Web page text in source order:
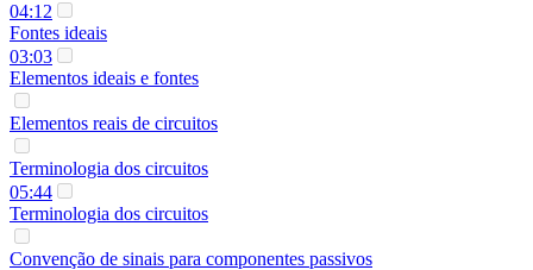
04:12
Fontes ideais
03:03
Elementos ideais e fontes
Elementos reais de circuitos
Terminologia dos circuitos
05:44
Terminologia dos circuitos
Convenção de sinais para componentes passivos